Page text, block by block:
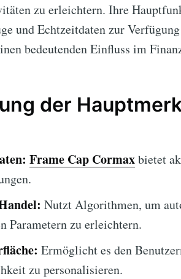
zu erleichtern. Ihre
und Echtzeitdaten zur
bedeutenden Einfluss im
der
Frame Cap Cormaxbietet
Nutzt Algorithmen, um
Parametern zu erleichtern.
Ermöglicht es den
zu personalisieren.